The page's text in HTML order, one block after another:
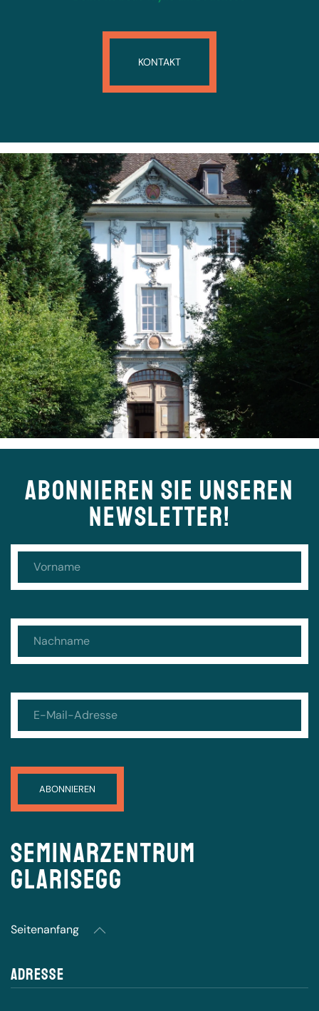
KONTAKT
ABONNIEREN SIE UNSEREN
NEWSLETTER!
Seminarzentrum
Glarisegg
Seitenanfang
Adresse